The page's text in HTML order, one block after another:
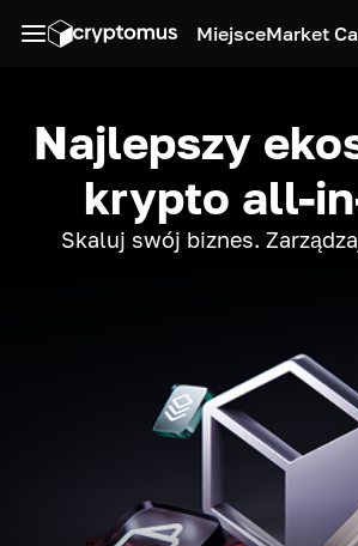
MiejsceMarket
Najlepszy
krypto all-
Skaluj swój biznes.